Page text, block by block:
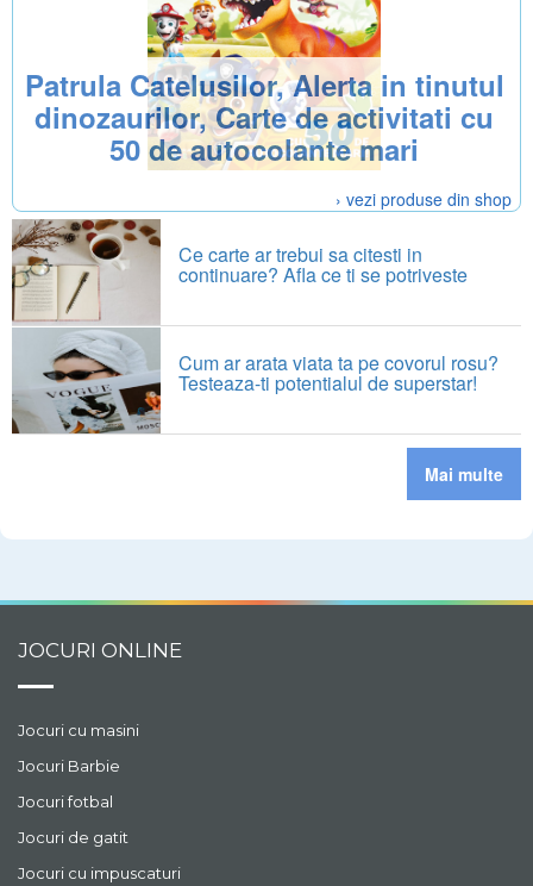
Patrula Catelusilor, Alerta in tinutul
dinozaurilor, Carte de activitati cu
50 de autocolante mari
› vezi produse din shop
Ce carte ar trebui sa citesti in
continuare? Afla ce ti se potriveste
Cum ar arata viata ta pe covorul rosu?
Testeaza-ti potentialul de superstar!
Mai multe
JOCURI ONLINE
Jocuri cu masini
Jocuri Barbie
Jocuri fotbal
Jocuri de gatit
Jocuri cu impuscaturi